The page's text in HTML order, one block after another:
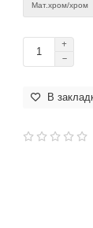
Мат.хром/хром
В